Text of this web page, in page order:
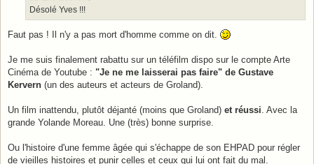
Désolé Yves !!!
Faut pas ! Il n'y a pas mort d'homme comme on dit.
Je me suis finalement rabattu sur un téléfilm dispo sur le compte Arte
Cinéma de Youtube : "Je ne me laisserai pas faire" de Gustave
Kervern (un des auteurs et acteurs de Groland).
Un film inattendu, plutôt déjanté (moins que Groland) et réussi. Avec la
grande Yolande Moreau. Une (très) bonne surprise.
Ou l'histoire d'une femme âgée qui s'échappe de son EHPAD pour régler
de vieilles histoires et punir celles et ceux qui lui ont fait du mal.